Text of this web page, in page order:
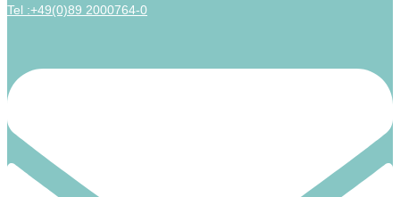
Tel :+49(0)89 2000764-0